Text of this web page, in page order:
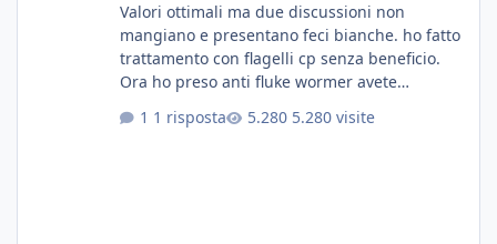
Valori ottimali ma due discussioni non
mangiano e presentano feci bianche. ho fatto
trattamento con flagelli cp senza beneficio.
Ora ho preso anti fluke wormer avete
sostanza
1 risposta 5.280 visite